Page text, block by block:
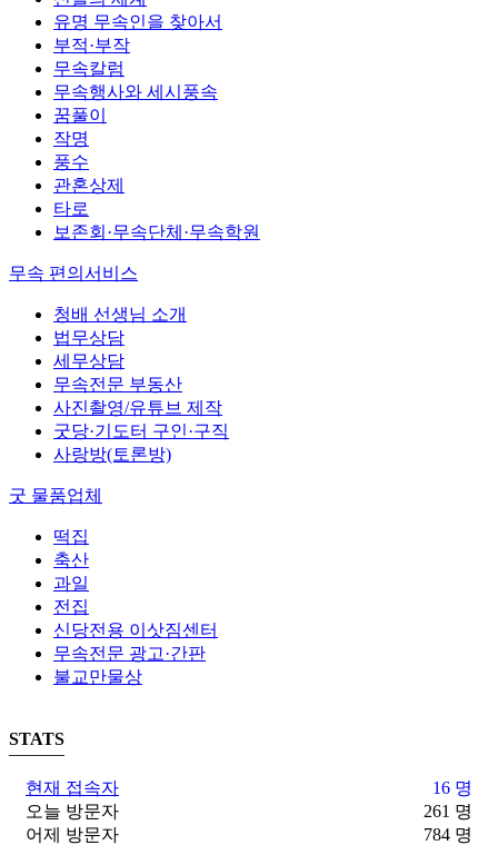
유명 무속인을 찾아서
부적·부작
무속칼럼
무속행사와 세시풍속
꿈풀이
작명
풍수
관혼상제
타로
보존회·무속단체·무속학원
무속 편의서비스
청배 선생님 소개
법무상담
세무상담
무속전문 부동산
사진촬영/유튜브 제작
굿당·기도터 구인·구직
사랑방(토론방)
굿 물품업체
떡집
축산
과일
전집
신당전용 이삿짐센터
무속전문 광고·간판
불교만물상
STATS
16 명
현재 접속자
261 명
오늘 방문자
784 명
어제 방문자